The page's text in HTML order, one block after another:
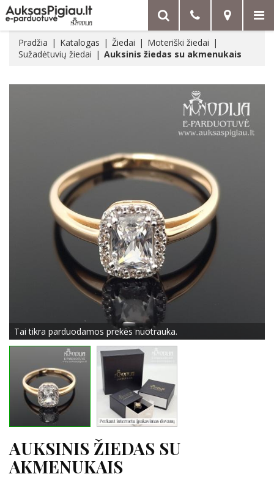
Pradžia Katalogas Žiedai
Moteriški žiedai
Sužadėtuvių žiedai
Auksinis žiedas su akmenukais
Tai tikra parduodamos prekės nuotrauka.
AUKSINIS ŽIEDAS SU
AKMENUKAIS